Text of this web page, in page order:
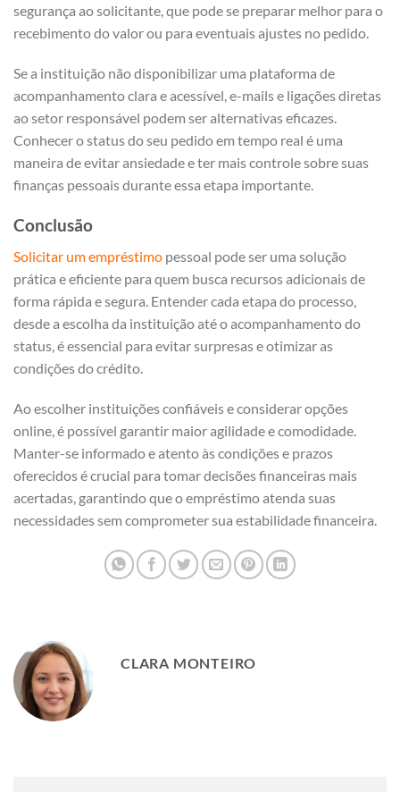
segurança ao solicitante, que pode se preparar melhor para o
recebimento do valor ou para eventuais ajustes no pedido.
Se a instituição não disponibilizar uma plataforma de
acompanhamento clara e acessível, e-mails e ligações diretas
ao setor responsável podem ser alternativas eficazes.
Conhecer o status do seu pedido em tempo real é uma
maneira de evitar ansiedade e ter mais controle sobre suas
finanças pessoais durante essa etapa importante.
Conclusão
Solicitar um empréstimo pessoal pode ser uma solução
prática e eficiente para quem busca recursos adicionais de
forma rápida e segura. Entender cada etapa do processo,
desde a escolha da instituição até o acompanhamento do
status, é essencial para evitar surpresas e otimizar as
condições do crédito.
Ao escolher instituições confiáveis e considerar opções
online, é possível garantir maior agilidade e comodidade.
Manter-se informado e atento às condições e prazos
oferecidos é crucial para tomar decisões financeiras mais
acertadas, garantindo que o empréstimo atenda suas
necessidades sem comprometer sua estabilidade financeira.
CLARA MONTEIRO